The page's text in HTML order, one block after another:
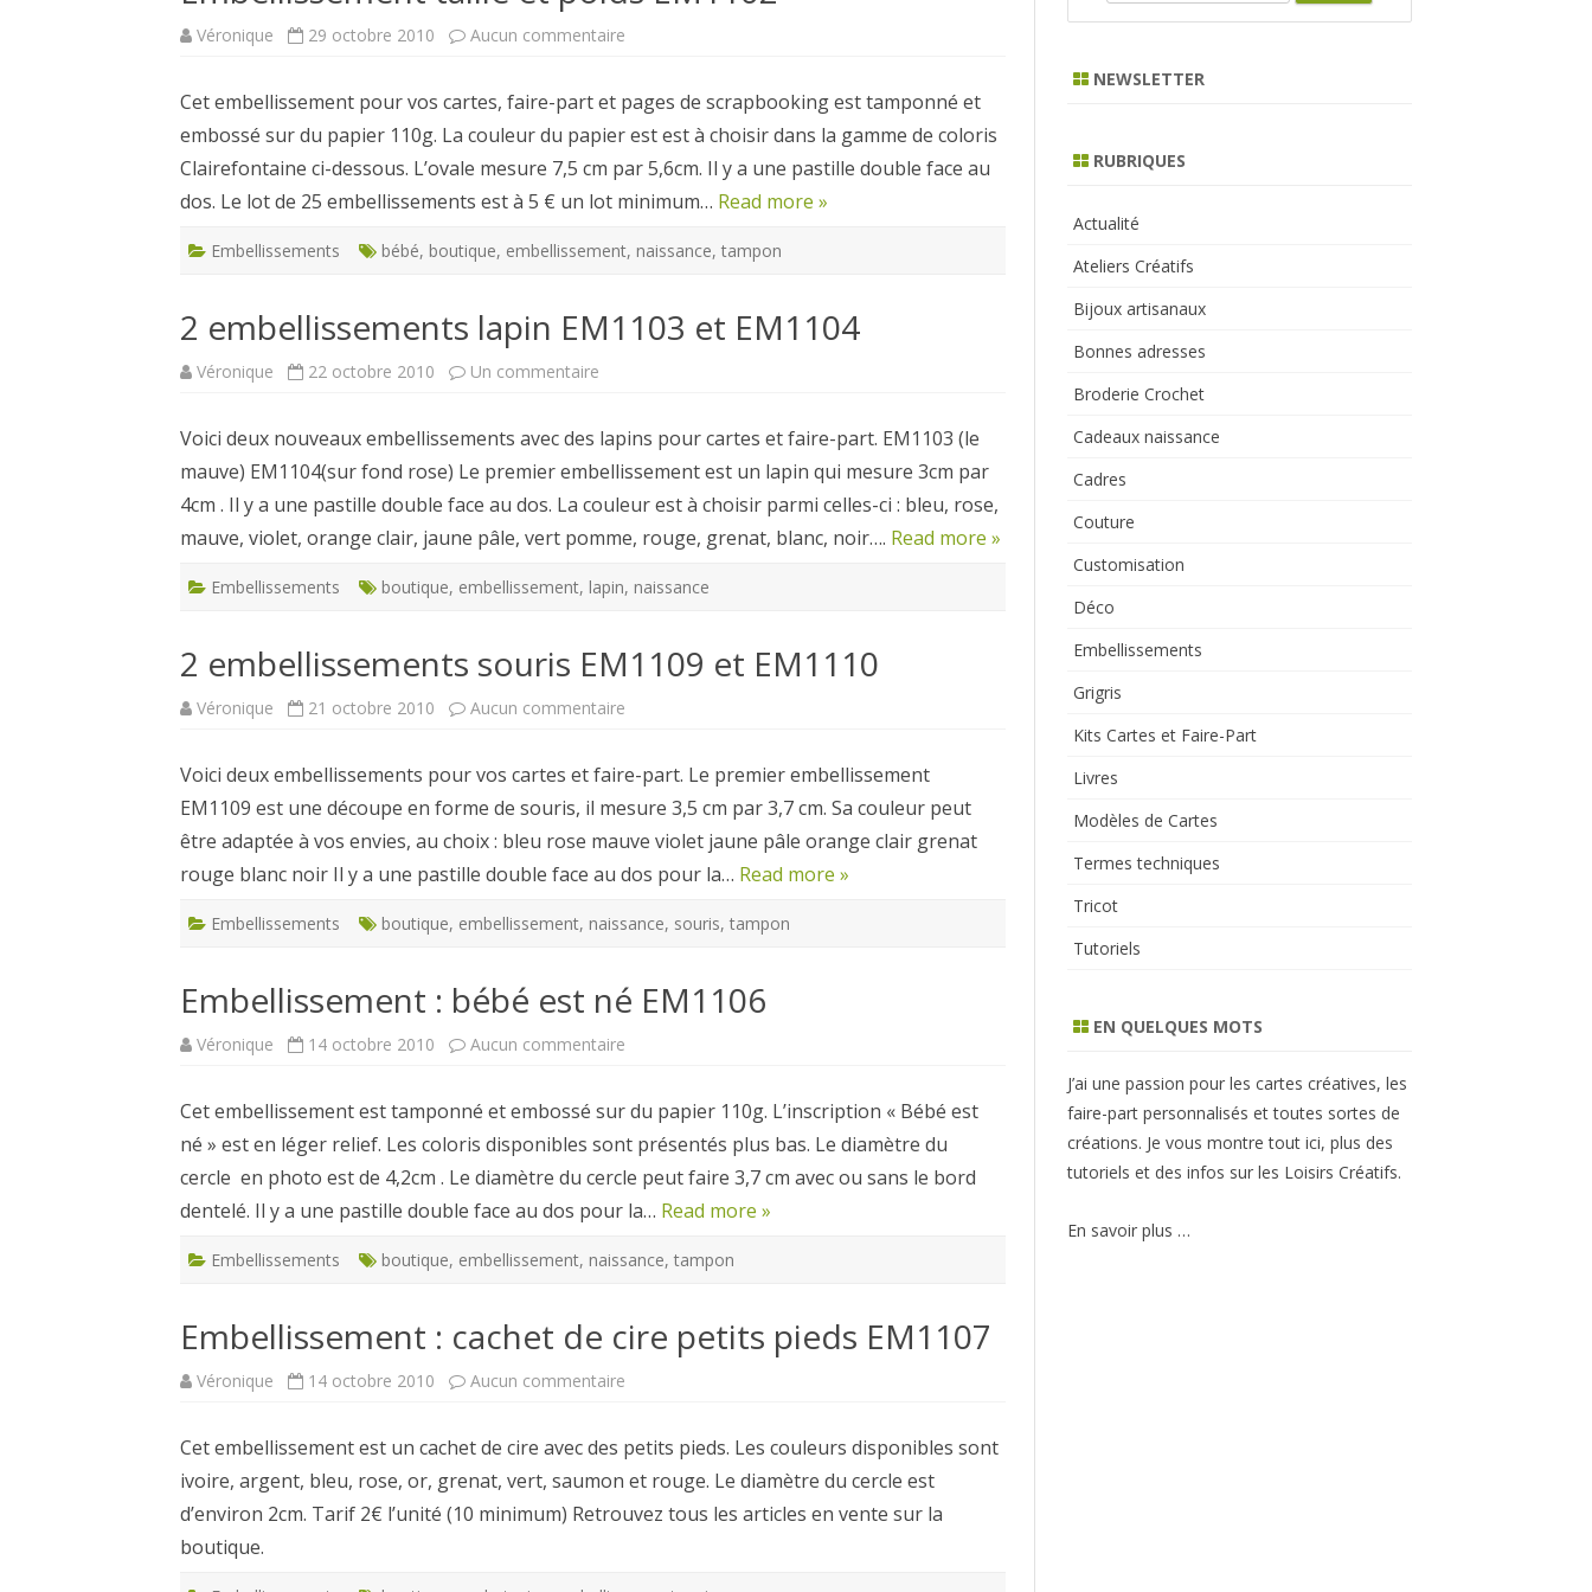
CARTES NOËL ET VOEUX
Véronique 29 octobre 2010 Aucun commentaire
poids
EM1102
Cet embellissement pour vos cartes, faire-part et pages de scrapbooking est tamponné et
embossé sur du papier 110g. La couleur du papier est est à choisir dans la gamme de coloris
Clairefontaine ci-dessous. L’ovale mesure 7,5 cm par 5,6cm. Il y a une pastille double face au
dos. Le lot de 25 embellissements est à 5 € un lot minimum… Read more »
Embellissements bébé, boutique, embellissement, naissance, tampon
2 embellissements lapin EM1103 et EM1104
Véronique 22 octobre 2010 Un commentaire
EM1103
et
EM1104
Voici deux nouveaux embellissements avec des lapins pour cartes et faire-part. EM1103 (le
mauve) EM1104(sur fond rose) Le premier embellissement est un lapin qui mesure 3cm par
4cm . Il y a une pastille double face au dos. La couleur est à choisir parmi celles-ci : bleu, rose,
mauve, violet, orange clair, jaune pâle, vert pomme, rouge, grenat, blanc, noir…. Read more »
Embellissements boutique, embellissement, lapin, naissance
2 embellissements souris EM1109 et EM1110
Véronique 21 octobre 2010 Aucun commentaire
EM1109
et
EM1110
Voici deux embellissements pour vos cartes et faire-part. Le premier embellissement
EM1109 est une découpe en forme de souris, il mesure 3,5 cm par 3,7 cm. Sa couleur peut
être adaptée à vos envies, au choix : bleu rose mauve violet jaune pâle orange clair grenat
rouge blanc noir Il y a une pastille double face au dos pour la… Read more »
Embellissements boutique, embellissement, naissance, souris, tampon
Embellissement : bébé est né EM1106
Véronique 14 octobre 2010 Aucun commentaire
est
né
EM1106
Cet embellissement est tamponné et embossé sur du papier 110g. L’inscription « Bébé est
né » est en léger relief. Les coloris disponibles sont présentés plus bas. Le diamètre du
cercle en photo est de 4,2cm . Le diamètre du cercle peut faire 3,7 cm avec ou sans le bord
dentelé. Il y a une pastille double face au dos pour la… Read more »
Embellissements boutique, embellissement, naissance, tampon
Embellissement : cachet de cire petits pieds EM1107
Véronique 14 octobre 2010 Aucun commentaire
de
cire
petits
pieds
EM1107
Cet embellissement est un cachet de cire avec des petits pieds. Les couleurs disponibles sont
ivoire, argent, bleu, rose, or, grenat, vert, saumon et rouge. Le diamètre du cercle est
d’environ 2cm. Tarif 2€ l’unité (10 minimum) Retrouvez tous les articles en vente sur la
boutique.
c
NEWSLETTER
RUBRIQUES
Actualité
Ateliers Créatifs
Bijoux artisanaux
Bonnes adresses
Broderie Crochet
Cadeaux naissance
Cadres
Couture
Customisation
Déco
Embellissements
Grigris
Kits Cartes et Faire-Part
Livres
Modèles de Cartes
Termes techniques
Tricot
Tutoriels
EN QUELQUES MOTS
J’ai une passion pour les cartes créatives, les
faire-part personnalisés et toutes sortes de
créations. Je vous montre tout ici, plus des
tutoriels et des infos sur les Loisirs Créatifs.
En savoir plus …